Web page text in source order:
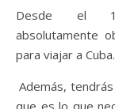
Desde el
absolutamente
para viajar a Cuba.
Además,